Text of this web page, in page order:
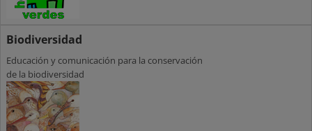
Biodiversidad
Educación y comunicación para la conservación
de la biodiversidad